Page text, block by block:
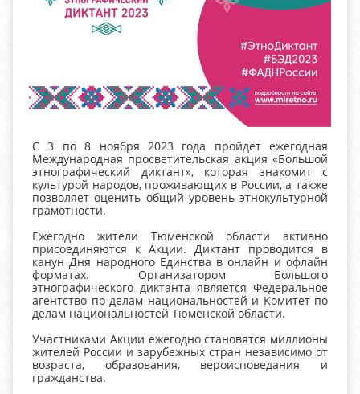
С 3 по 8 ноября 2023 года пройдет ежегодная
Международная просветительская акция «Большой
этнографический диктант», которая знакомит с
культурой народов, проживающих в России, а также
позволяет оценить общий уровень этнокультурной
грамотности.
Ежегодно жители Тюменской области активно
присоединяются к Акции. Диктант проводится в
канун Дня народного Единства в онлайн и офлайн
форматах. Организатором Большого
этнографического диктанта является Федеральное
агентство по делам национальностей и Комитет по
делам национальностей Тюменской области.
Участниками Акции ежегодно становятся миллионы
жителей России и зарубежных стран независимо от
возраста, образования, вероисповедания и
гражданства.